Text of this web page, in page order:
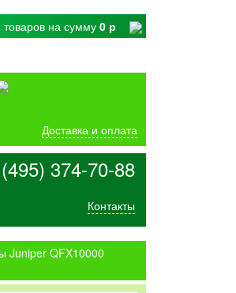
товаров на сумму 0 р
Доставка и оплата
374-70-88
Контакты
Juniper QFX10000